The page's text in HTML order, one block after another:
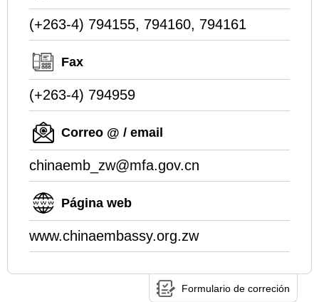
(+263-4) 794155, 794160, 794161
Fax
(+263-4) 794959
Correo @ / email
chinaemb_zw@mfa.gov.cn
Página web
www.chinaembassy.org.zw
Formulario de correción